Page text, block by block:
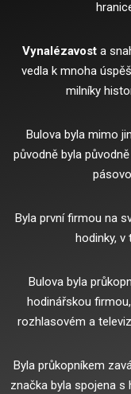
Vynalézavost a
vedla k mnoha
milníky
Bulova byla mimo
původně byla
Byla první firmou na
hodinky, v
Bulova byla
hodinářskou
rozhlasovém a
Byla průkopníkem
značka byla spojena